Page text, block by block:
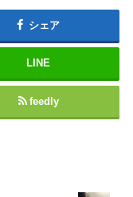
シェア
LINE
feedly